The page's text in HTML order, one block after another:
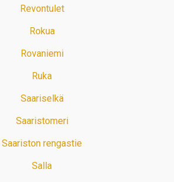
Revontulet
Rokua
Rovaniemi
Ruka
Saariselkä
Saaristomeri
Saariston rengastie
Salla